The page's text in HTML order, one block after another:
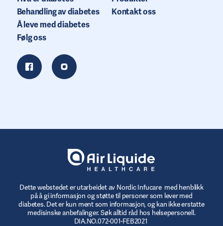
Behandling av diabetes
Å leve med diabetes
Kontakt oss
Følg oss
Dette webstedet er utarbeidet av Nordic Infucare med henblikk
på å gi informasjon og støtte til personer som lever med
diabetes. Det er kun ment som informasjon, og kan ikke erstatte
medisinske anbefalinger. Søk alltid råd hos helsepersonell.
DIA.NO.072-001-FEB2021